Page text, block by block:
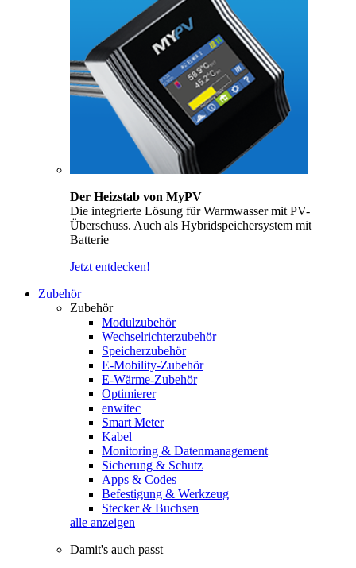
Der Heizstab von MyPV
Die integrierte Lösung für Warmwasser mit PV-
Überschuss. Auch als Hybridspeichersystem mit
Batterie
Jetzt entdecken!
Zubehör
Zubehör
Modulzubehör
Wechselrichterzubehör
Speicherzubehör
E-Mobility-Zubehör
E-Wärme-Zubehör
Optimierer
enwitec
Smart Meter
Kabel
Monitoring & Datenmanagement
Sicherung & Schutz
Apps & Codes
Befestigung & Werkzeug
Stecker & Buchsen
alle anzeigen
Damit's auch passt